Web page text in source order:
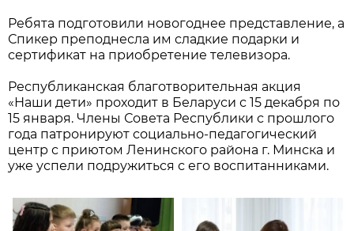
Ребята подготовили новогоднее представление, а
Спикер преподнесла им сладкие подарки и
сертификат на приобретение телевизора.
Республиканская благотворительная акция
«Наши дети» проходит в Беларуси с 15 декабря по
15 января. Члены Совета Республики с прошлого
года патронируют социально-педагогический
центр с приютом Ленинского района г. Минска и
уже успели подружиться с его воспитанниками.